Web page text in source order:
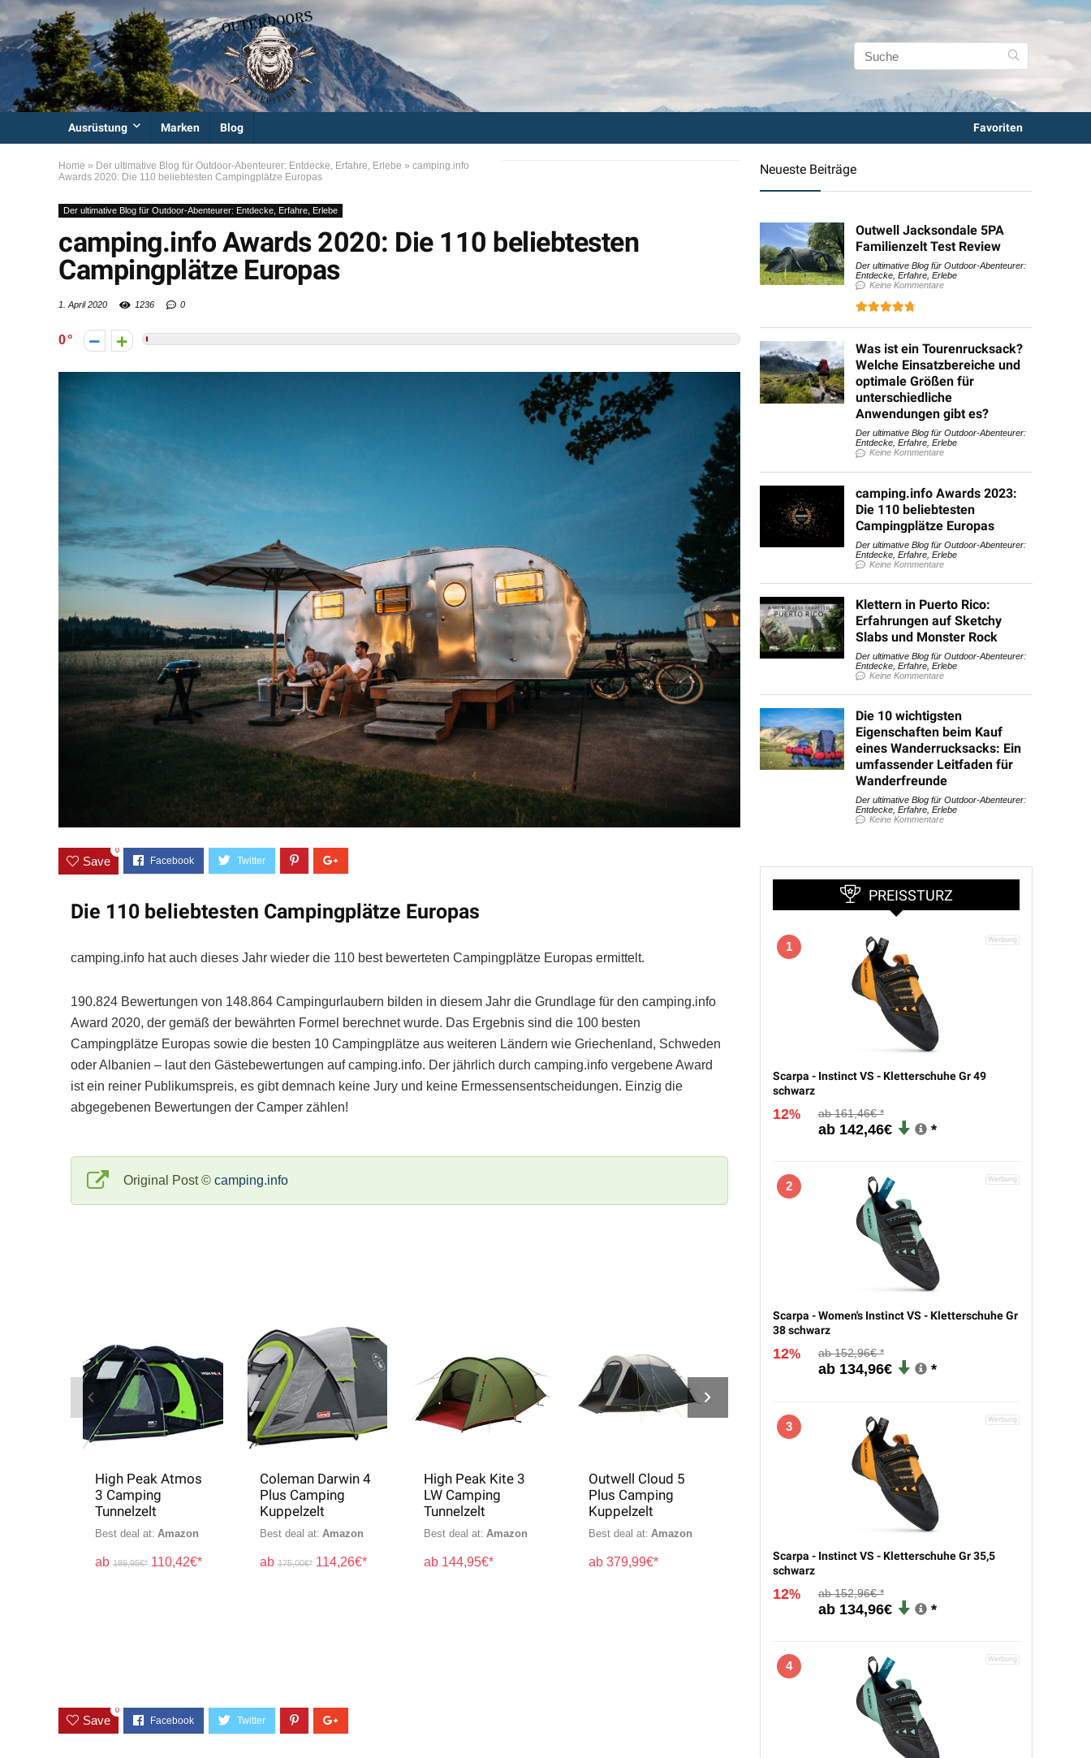
Ausrüstung Marken Blog Favoriten
Home » Der ultimative Blog für Outdoor-Abenteurer: Entdecke, Erfahre, Erlebe » camping.info
Awards 2020: Die 110 beliebtesten Campingplätze Europas
Der ultimative Blog für Outdoor-Abenteurer: Entdecke, Erfahre, Erlebe
camping.info Awards 2020: Die 110 beliebtesten
Campingplätze Europas
1. April 2020 1236 0
0
Save
0
Die 110 beliebtesten Campingplätze Europas
camping.info hat auch dieses Jahr wieder die 110 best bewerteten Campingplätze Europas ermittelt.
190.824 Bewertungen von 148.864 Campingurlaubern bilden in diesem Jahr die Grundlage für den camping.info
Award 2020, der gemäß der bewährten Formel berechnet wurde. Das Ergebnis sind die 100 besten
Campingplätze Europas sowie die besten 10 Campingplätze aus weiteren Ländern wie Griechenland, Schweden
oder Albanien – laut den Gästebewertungen auf camping.info. Der jährlich durch camping.info vergebene Award
ist ein reiner Publikumspreis, es gibt demnach keine Jury und keine Ermessensentscheidungen. Einzig die
abgegebenen Bewertungen der Camper zählen!
Original Post © camping.info
Coleman Darwin 4
Plus Camping
Kuppelzelt
Best deal at: Amazon
175,00€ 114,26€
High Peak Kite 3
LW Camping
Tunnelzelt
Best deal at: Amazon
144,95€
Outwell Cloud 5
Plus Camping
Kuppelzelt
Best deal at: Amazon
379,99€
High Peak Minilite
Campingzelt
Spitzdachzelt
Best deal at: Amazon
25,50€
High Peak Nevada
85,70€
High Peak Nevada
3.0 Campingzelt
mit Vorbau
Best deal at:
71,46€
Save
0
Neueste Beiträge
Outwell Jacksondale 5PA
Familienzelt Test Review
Der ultimative Blog für Outdoor-Abenteurer:
Entdecke, Erfahre, Erlebe
Keine Kommentare
Was ist ein Tourenrucksack?
Welche Einsatzbereiche und
optimale Größen für
unterschiedliche
Anwendungen gibt es?
Der ultimative Blog für Outdoor-Abenteurer:
Entdecke, Erfahre, Erlebe
Keine Kommentare
camping.info Awards 2023:
Die 110 beliebtesten
Campingplätze Europas
Der ultimative Blog für Outdoor-Abenteurer:
Entdecke, Erfahre, Erlebe
Keine Kommentare
Klettern in Puerto Rico:
Erfahrungen auf Sketchy
Slabs und Monster Rock
Der ultimative Blog für Outdoor-Abenteurer:
Entdecke, Erfahre, Erlebe
Keine Kommentare
Die 10 wichtigsten
Eigenschaften beim Kauf
eines Wanderrucksacks: Ein
umfassender Leitfaden für
Wanderfreunde
Der ultimative Blog für Outdoor-Abenteurer:
Entdecke, Erfahre, Erlebe
Keine Kommentare
PREISSTURZ
1
Scarpa - Instinct VS - Kletterschuhe Gr 49
schwarz
12% 161,46€
142,46€
2
Scarpa - Women's Instinct VS - Kletterschuhe Gr
38 schwarz
12% 152,96€
134,96€
3
Scarpa - Instinct VS - Kletterschuhe Gr 35,5
schwarz
12% 152,96€
134,96€
4